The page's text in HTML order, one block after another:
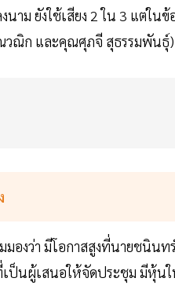
นาม ยังใช้เสียง 2 ใน 3 แต่ใ
ณิก และคุณศุภจี สุธรรมพันธุ์)
มองว่า มีโอกาสสูงที่นายชนิน
ป็นผู้เสนอให้จัดประชุม มีหุ้นใ